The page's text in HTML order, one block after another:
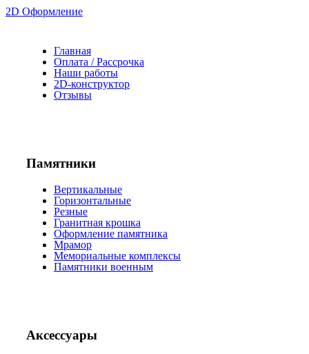
2D Оформление
Главная
Оплата / Рассрочка
Наши работы
2D-конструктор
Отзывы
Памятники
Вертикальные
Горизонтальные
Резные
Гранитная крошка
Оформление памятника
Мрамор
Мемориальные комплексы
Памятники военным
Аксессуары